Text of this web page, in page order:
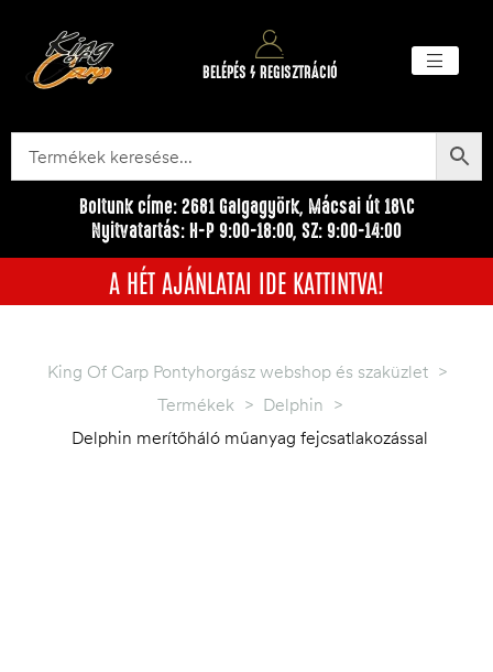
BELÉPÉS / REGISZTRÁCIÓ
Boltunk címe: 2681 Galgagyörk, Mácsai út 18\C
Nyitvatartás: H-P 9:00-18:00, SZ: 9:00-14:00
A HÉT AJÁNLATAI IDE KATTINTVA!
King Of Carp Pontyhorgász webshop és szaküzlet >
Termékek > Delphin >
Delphin merítőháló műanyag fejcsatlakozással